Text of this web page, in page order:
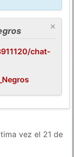
×
chat-
vez el 21 de